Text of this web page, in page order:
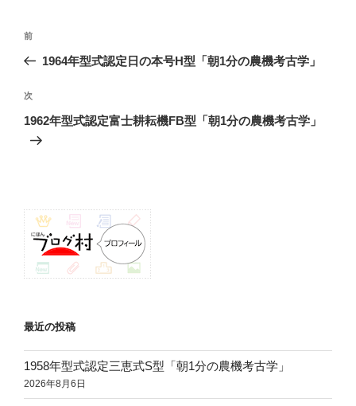
投
ナ
ビ
ゲ
ー
ン
前
の
稿
前
1964年型式認定日の本号H型「朝1分の農機考古学」
次
の
次
1962年型式認定富士耕耘機FB型「朝1分の農機考古学」
最近の投稿
1958年型式認定三恵式S型「朝1分の農機考古学」
2026年8月6日